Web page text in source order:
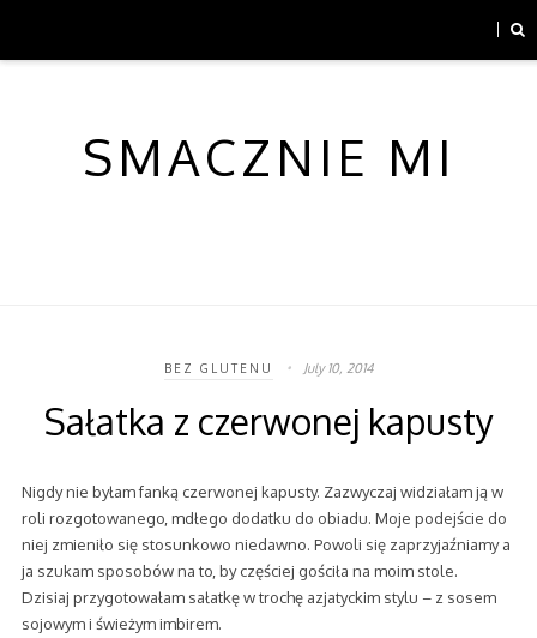
SMACZNIE MI
BEZ GLUTENU July 10, 2014
Sałatka z czerwonej kapusty
Nigdy nie byłam fanką czerwonej kapusty. Zazwyczaj widziałam ją w
roli rozgotowanego, mdłego dodatku do obiadu. Moje podejście do
niej zmieniło się stosunkowo niedawno. Powoli się zaprzyjaźniamy a
ja szukam sposobów na to, by częściej gościła na moim stole.
Dzisiaj przygotowałam sałatkę w trochę azjatyckim stylu – z sosem
sojowym i świeżym imbirem.